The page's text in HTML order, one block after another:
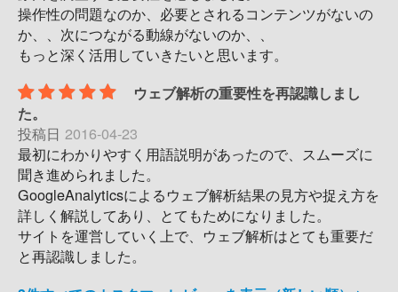
操作性の問題なのか、必要とされるコンテンツがないの
か、、次につながる動線がないのか、、
もっと深く活用していきたいと思います。
ウェブ解析の重要性を再認識しまし
た。
投稿日 2016-04-23
最初にわかりやすく用語説明があったので、スムーズに
聞き進められました。
GoogleAnalyticsによるウェブ解析結果の見方や捉え方を
詳しく解説してあり、とてもためになりました。
サイトを運営していく上で、ウェブ解析はとても重要だ
と再認識しました。